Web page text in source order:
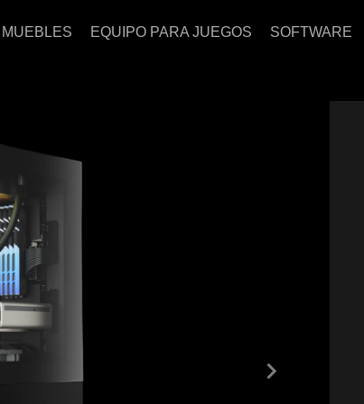
MUEBLES EQUIPO PARA JUEGOS SOFTWARE
keyboard_arrow_right